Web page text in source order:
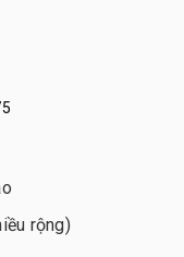
rộng)